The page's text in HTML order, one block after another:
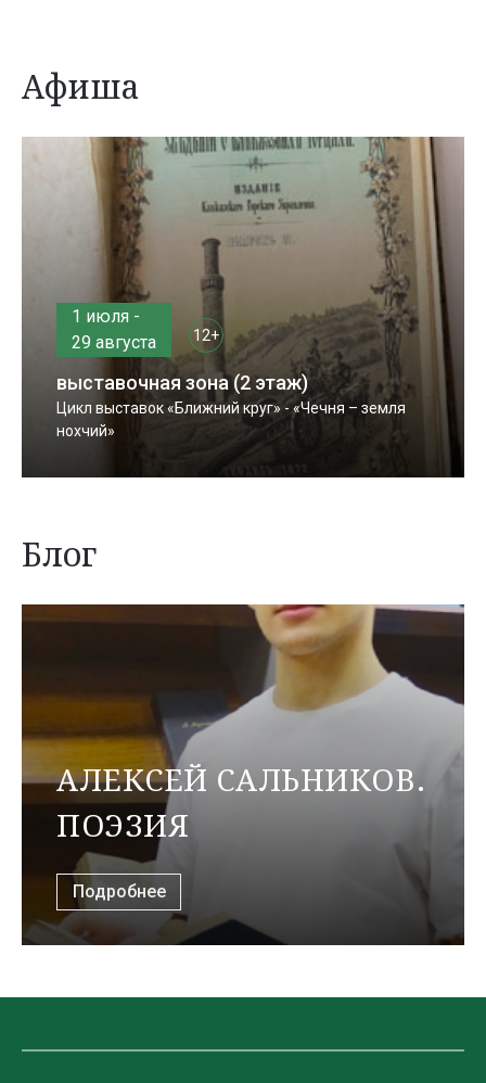
Афиша
1 июля -
29 августа
12+
выставочная зона (2 этаж)
Цикл выставок «Ближний круг» - «Чечня – земля
нохчий»
Блог
АЛЕКСЕЙ САЛЬНИКОВ.
ПОЭЗИЯ
Подробнее